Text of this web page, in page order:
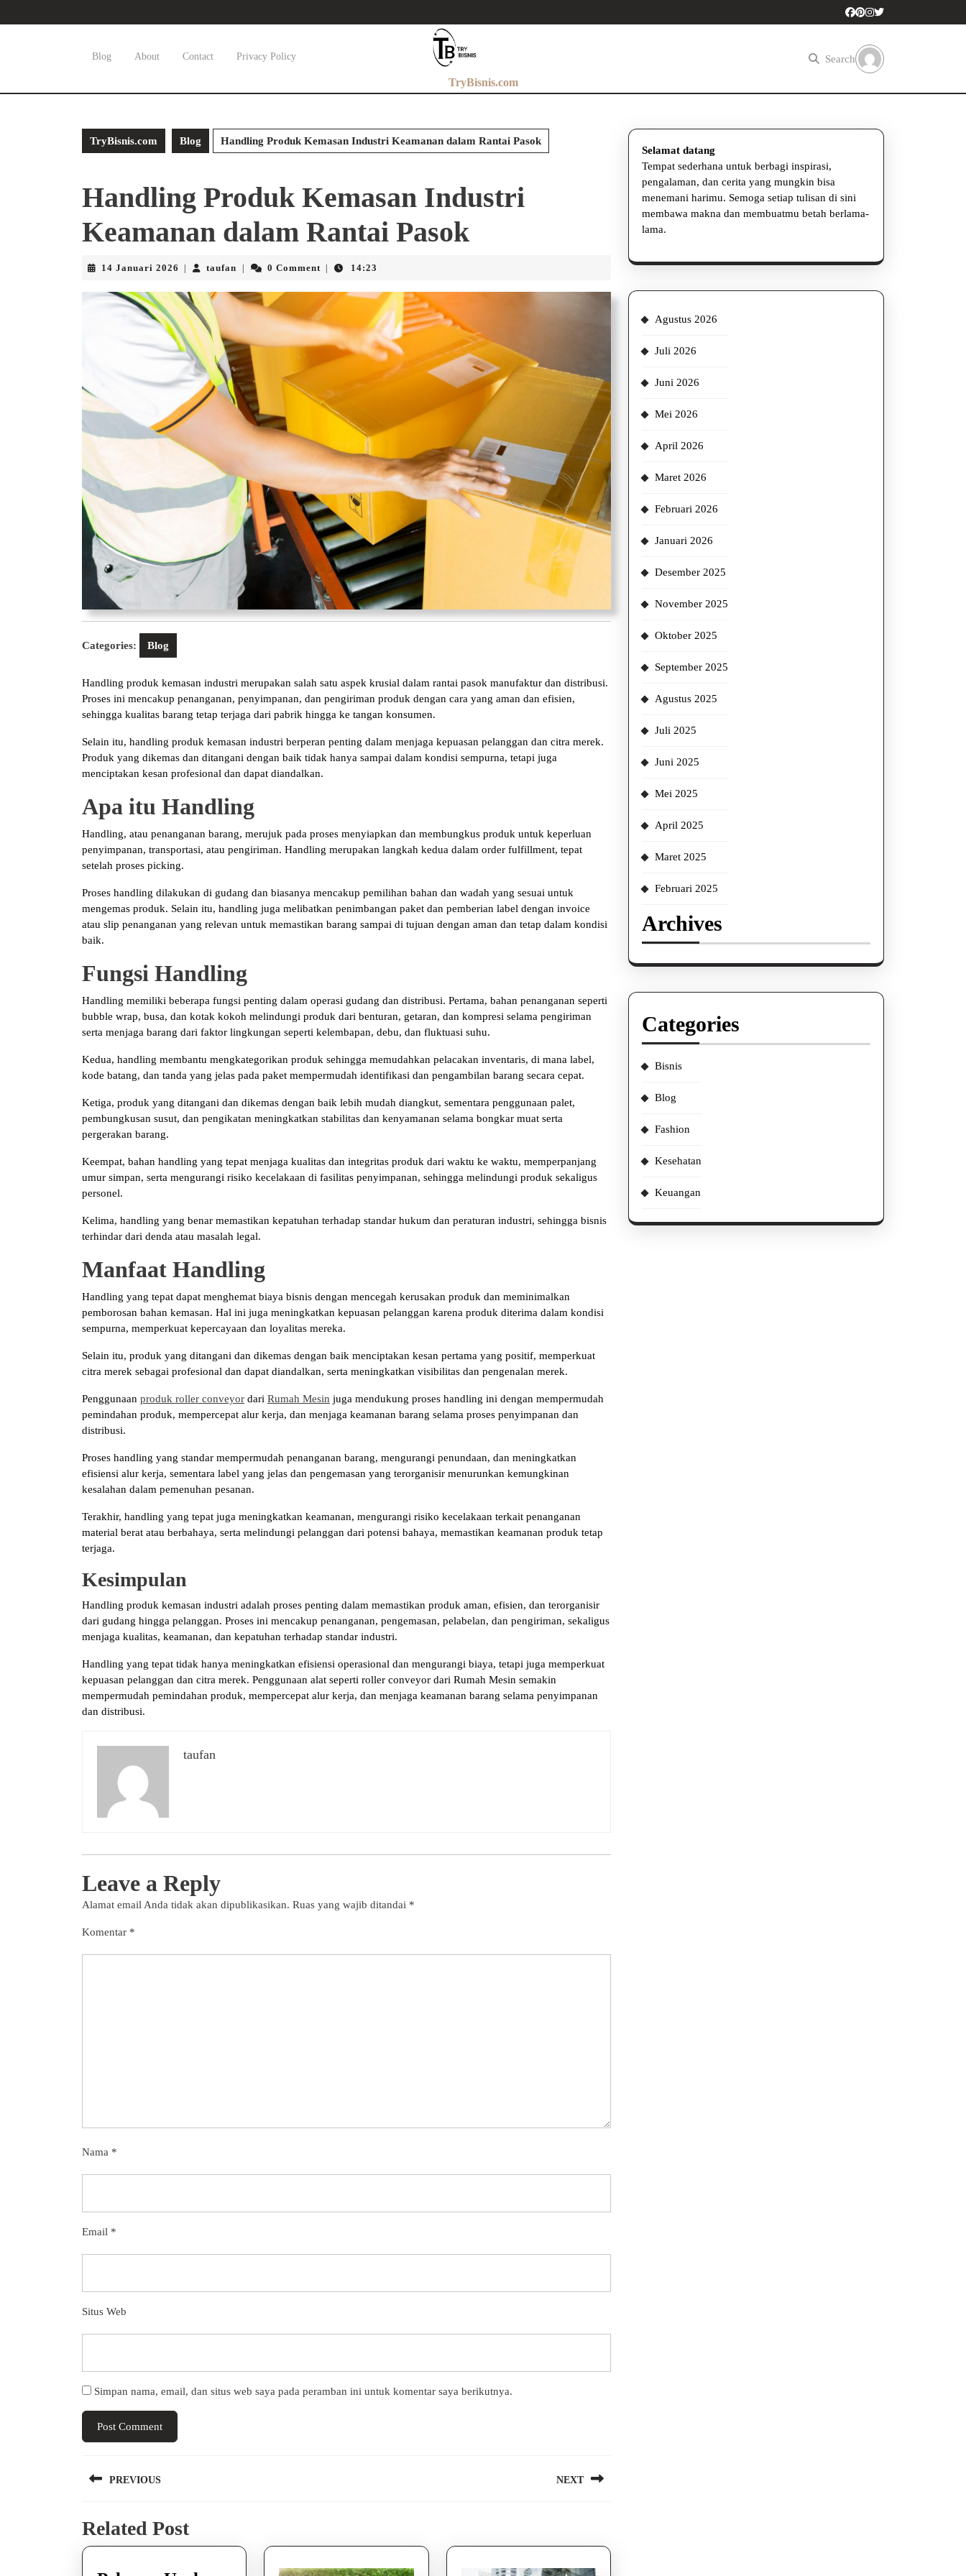
to
Blog About Contact Privacy Policy
TryBisnis.com
Search
TryBisnis.com Blog Handling Produk Kemasan Industri Keamanan dalam Rantai Pasok
Handling Produk Kemasan Industri
Keamanan dalam Rantai Pasok
14 Januari 2026 14
2026
taufan taufan 0 Comment 14:23
Categories: Blog
Handling produk kemasan industri merupakan salah satu aspek krusial dalam rantai pasok manufaktur dan distribusi.
Proses ini mencakup penanganan, penyimpanan, dan pengiriman produk dengan cara yang aman dan efisien,
sehingga kualitas barang tetap terjaga dari pabrik hingga ke tangan konsumen.
Selain itu, handling produk kemasan industri berperan penting dalam menjaga kepuasan pelanggan dan citra merek.
Produk yang dikemas dan ditangani dengan baik tidak hanya sampai dalam kondisi sempurna, tetapi juga
menciptakan kesan profesional dan dapat diandalkan.
Apa itu Handling
Handling, atau penanganan barang, merujuk pada proses menyiapkan dan membungkus produk untuk keperluan
penyimpanan, transportasi, atau pengiriman. Handling merupakan langkah kedua dalam order fulfillment, tepat
setelah proses picking.
Proses handling dilakukan di gudang dan biasanya mencakup pemilihan bahan dan wadah yang sesuai untuk
mengemas produk. Selain itu, handling juga melibatkan penimbangan paket dan pemberian label dengan invoice
atau slip penanganan yang relevan untuk memastikan barang sampai di tujuan dengan aman dan tetap dalam kondisi
baik.
Fungsi Handling
Handling memiliki beberapa fungsi penting dalam operasi gudang dan distribusi. Pertama, bahan penanganan seperti
bubble wrap, busa, dan kotak kokoh melindungi produk dari benturan, getaran, dan kompresi selama pengiriman
serta menjaga barang dari faktor lingkungan seperti kelembapan, debu, dan fluktuasi suhu.
Kedua, handling membantu mengkategorikan produk sehingga memudahkan pelacakan inventaris, di mana label,
kode batang, dan tanda yang jelas pada paket mempermudah identifikasi dan pengambilan barang secara cepat.
Ketiga, produk yang ditangani dan dikemas dengan baik lebih mudah diangkut, sementara penggunaan palet,
pembungkusan susut, dan pengikatan meningkatkan stabilitas dan kenyamanan selama bongkar muat serta
pergerakan barang.
Keempat, bahan handling yang tepat menjaga kualitas dan integritas produk dari waktu ke waktu, memperpanjang
umur simpan, serta mengurangi risiko kecelakaan di fasilitas penyimpanan, sehingga melindungi produk sekaligus
personel.
Kelima, handling yang benar memastikan kepatuhan terhadap standar hukum dan peraturan industri, sehingga bisnis
terhindar dari denda atau masalah legal.
Manfaat Handling
Handling yang tepat dapat menghemat biaya bisnis dengan mencegah kerusakan produk dan meminimalkan
pemborosan bahan kemasan. Hal ini juga meningkatkan kepuasan pelanggan karena produk diterima dalam kondisi
sempurna, memperkuat kepercayaan dan loyalitas mereka.
Selain itu, produk yang ditangani dan dikemas dengan baik menciptakan kesan pertama yang positif, memperkuat
citra merek sebagai profesional dan dapat diandalkan, serta meningkatkan visibilitas dan pengenalan merek.
Penggunaan produk roller conveyor dari Rumah Mesin juga mendukung proses handling ini dengan mempermudah
pemindahan produk, mempercepat alur kerja, dan menjaga keamanan barang selama proses penyimpanan dan
distribusi.
Proses handling yang standar mempermudah penanganan barang, mengurangi penundaan, dan meningkatkan
efisiensi alur kerja, sementara label yang jelas dan pengemasan yang terorganisir menurunkan kemungkinan
kesalahan dalam pemenuhan pesanan.
Terakhir, handling yang tepat juga meningkatkan keamanan, mengurangi risiko kecelakaan terkait penanganan
material berat atau berbahaya, serta melindungi pelanggan dari potensi bahaya, memastikan keamanan produk tetap
terjaga.
Kesimpulan
Handling produk kemasan industri adalah proses penting dalam memastikan produk aman, efisien, dan terorganisir
dari gudang hingga pelanggan. Proses ini mencakup penanganan, pengemasan, pelabelan, dan pengiriman, sekaligus
menjaga kualitas, keamanan, dan kepatuhan terhadap standar industri.
Handling yang tepat tidak hanya meningkatkan efisiensi operasional dan mengurangi biaya, tetapi juga memperkuat
kepuasan pelanggan dan citra merek. Penggunaan alat seperti roller conveyor dari Rumah Mesin semakin
mempermudah pemindahan produk, mempercepat alur kerja, dan menjaga keamanan barang selama penyimpanan
dan distribusi.
taufan
Leave a Reply
Alamat email Anda tidak akan dipublikasikan. Ruas yang wajib ditandai *
Komentar *
Nama *
Email *
Situs Web
Simpan nama, email, dan situs web saya pada peramban ini untuk komentar saya berikutnya.
Navigasi
PREVIOUS
post:
NEXT
Related Post
Selamat datang
Tempat sederhana untuk berbagi inspirasi,
pengalaman, dan cerita yang mungkin bisa
menemani harimu. Semoga setiap tulisan di sini
membawa makna dan membuatmu betah berlama-
lama.
Agustus 2026
Juli 2026
Juni 2026
Mei 2026
April 2026
Maret 2026
Februari 2026
Januari 2026
Desember 2025
November 2025
Oktober 2025
September 2025
Agustus 2025
Juli 2025
Juni 2025
Mei 2025
April 2025
Maret 2025
Februari 2025
Archives
Categories
Bisnis
Blog
Fashion
Kesehatan
Keuangan